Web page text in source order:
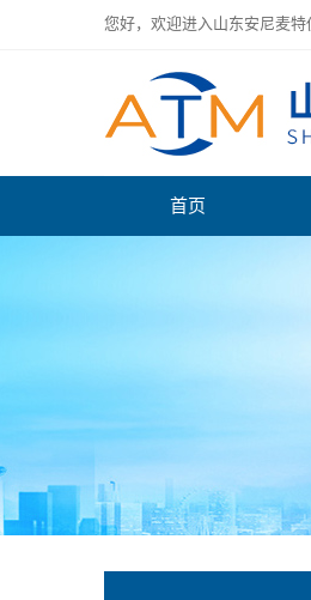
您好，欢迎进入山东安尼麦特
首页